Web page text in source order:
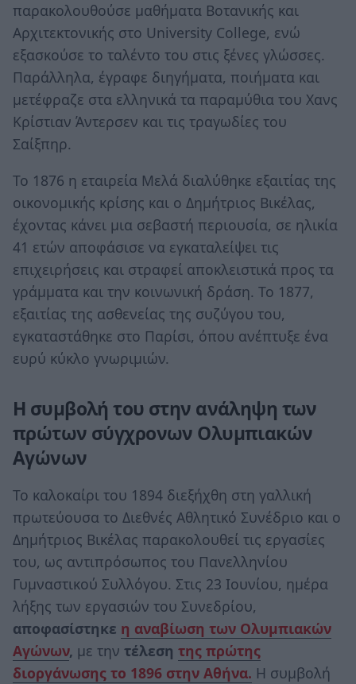
παρακολουθούσε μαθήματα Βοτανικής και
Αρχιτεκτονικής στο University College, ενώ
εξασκούσε το ταλέντο του στις ξένες γλώσσες.
Παράλληλα, έγραφε διηγήματα, ποιήματα και
μετέφραζε στα ελληνικά τα παραμύθια του Χανς
Κρίστιαν Άντερσεν και τις τραγωδίες του
Σαίξπηρ.
Το 1876 η εταιρεία Μελά διαλύθηκε εξαιτίας της
οικονομικής κρίσης και ο Δημήτριος Βικέλας,
έχοντας κάνει μια σεβαστή περιουσία, σε ηλικία
41 ετών αποφάσισε να εγκαταλείψει τις
επιχειρήσεις και στραφεί αποκλειστικά προς τα
γράμματα και την κοινωνική δράση. Το 1877,
εξαιτίας της ασθενείας της συζύγου του,
εγκαταστάθηκε στο Παρίσι, όπου ανέπτυξε ένα
ευρύ κύκλο γνωριμιών.
Η συμβολή του στην ανάληψη των
πρώτων σύγχρονων Ολυμπιακών
Αγώνων
Το καλοκαίρι του 1894 διεξήχθη στη γαλλική
πρωτεύουσα το Διεθνές Αθλητικό Συνέδριο και ο
Δημήτριος Βικέλας παρακολουθεί τις εργασίες
του, ως αντιπρόσωπος του Πανελληνίου
Γυμναστικού Συλλόγου. Στις 23 Ιουνίου, ημέρα
λήξης των εργασιών του Συνεδρίου,
αποφασίστηκε η αναβίωση των Ολυμπιακών
Αγώνων, µε την τέλεση της πρώτης
διοργάνωσης το 1896 στην Αθήνα. Η συμβολή